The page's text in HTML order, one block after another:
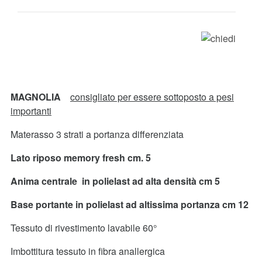
MAGNOLIA
consigliato per essere sottoposto a pesi
importanti
Materasso 3 strati a portanza differenziata
Lato riposo memory fresh cm. 5
Anima centrale in polielast ad alta densità cm 5
Base portante in polielast ad altissima portanza cm 12
Tessuto di rivestimento lavabile 60°
Imbottitura tessuto in fibra anallergica